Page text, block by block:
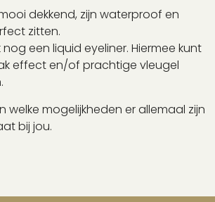
dekkend, zijn waterproof en
zitten.
nog een liquid eyeliner. Hiermee kunt
effect en/of prachtige vleugel
welke mogelijkheden er allemaal zijn
bij jou.